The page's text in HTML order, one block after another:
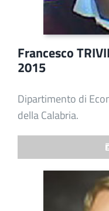
Francesco
2015
Dipartimento di
della Calabria.